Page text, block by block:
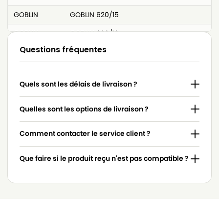
GOBLIN
GOBLIN 620/15
GOBLIN
GOBLIN 620/18
GOBLIN
GOBLIN 630
GOBLIN
GOBLIN 630/31
GOBLIN
GOBLIN 650/11
GOBLIN
GOBLIN 650/17
GOBLIN
GOBLIN 670/32
GOBLIN
GOBLIN 700/31
Questions fréquentes
Quels sont les délais de livraison ?
Quelles sont les options de livraison ?
Comment contacter le service client ?
Que faire si le produit reçu n'est pas compatible ?